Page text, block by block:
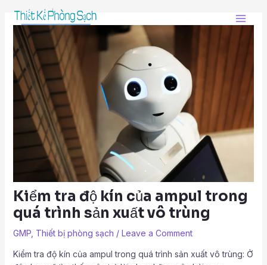
content
Kiểm tra độ kín của ampul trong
quá trình sản xuất vô trùng
GMP, Thiết bị phòng sạch / Leave a Comment
Kiểm tra độ kín của ampul trong quá trình sản xuất vô trùng: Ở
navigation